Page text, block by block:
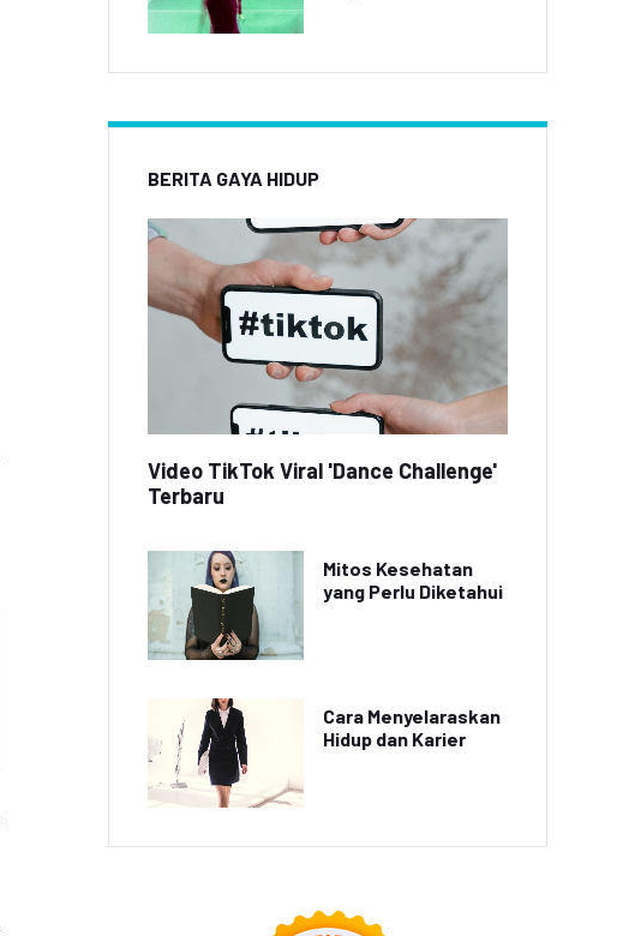
BERITA GAYA HIDUP
Video TikTok Viral 'Dance Challenge'
Terbaru
Mitos Kesehatan
yang Perlu Diketahui
Cara Menyelaraskan
Hidup dan Karier